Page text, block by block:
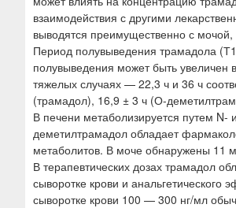
взаимодействия с другими
выводятся преимущественно с
Период полувыведения трамадола
полувыведения может быть
тяжелых случаях — 22,3 ч и 36 ч
(трамадол), 16,9 ± 3 ч (О-
В печени метаболизируется путем
деметилтрамадол обладает
метаболитов. В моче обнаружены 11
В терапевтических дозах трамадол
сыворотке крови и
сыворотке крови 100 — 300 нг/мл